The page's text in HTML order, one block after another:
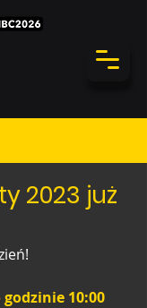
2023 już
10:00